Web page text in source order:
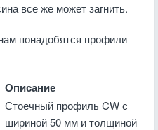
все же может загнить.
понадобятся профили
Описание
Стоечный профиль CW с
шириной 50 мм и толщиной